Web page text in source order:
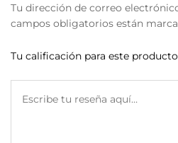
Tu dirección de correo
campos obligatorios están
Tu calificación para este producto